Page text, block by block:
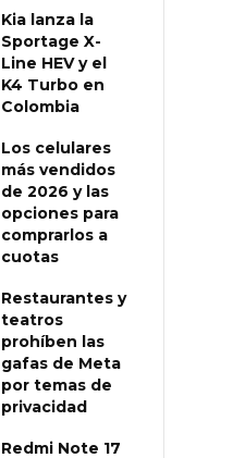
Kia lanza la
Sportage X-
Line HEV y el
K4 Turbo en
Colombia
Los celulares
más vendidos
de 2026 y las
opciones para
comprarlos a
cuotas
Restaurantes y
teatros
prohíben las
gafas de Meta
por temas de
privacidad
Redmi Note 17